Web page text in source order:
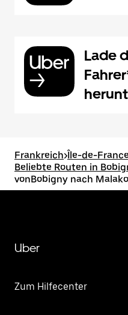
Lade
Frankreich>Île-de-France
Beliebte Routen in
vonBobigny nach
Uber
Zum Hilfecenter